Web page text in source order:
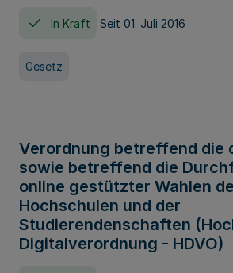
In Kraft Seit 01. Juli 2016
Gesetz
Verordnung betreffend die
sowie betreffend die
online gestützter Wahlen
Hochschulen und der
Studierendenschaften
Digitalverordnung - HDVO)